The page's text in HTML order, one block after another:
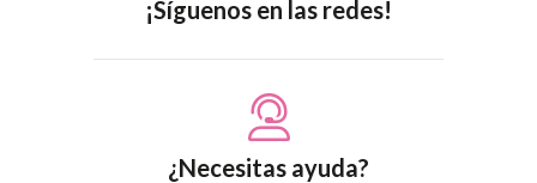
¡Síguenos en las redes!
¿Necesitas ayuda?